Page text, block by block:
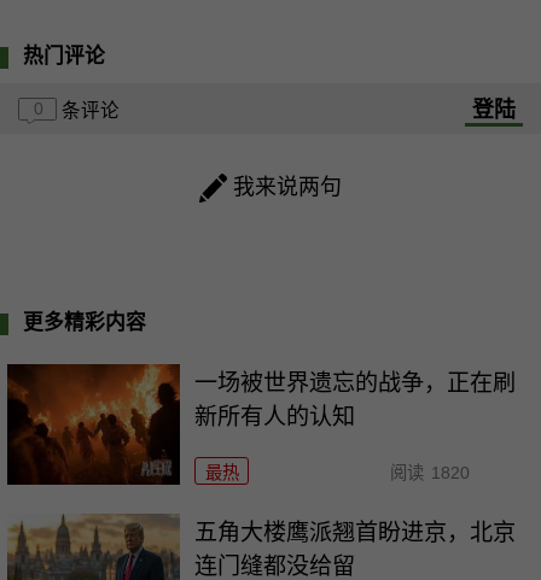
热门评论
0 条评论 登陆
我来说两句
更多精彩内容
一场被世界遗忘的战争，正在刷
新所有人的认知
最热 阅读 1820
五角大楼鹰派翘首盼进京，北京
连门缝都没给留